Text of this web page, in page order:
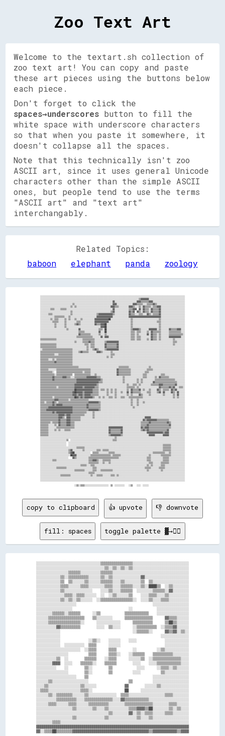
Zoo Text Art
Welcome to the textart.sh collection of
zoo text art! You can copy and paste
these art pieces using the buttons below
each piece.
Don't forget to click the
spaces→underscores button to fill the
white space with underscore characters
so that when you paste it somewhere, it
doesn't collapse all the spaces.
Note that this technically isn't zoo
ASCII art, since it uses general Unicode
characters other than the simple ASCII
ones, but people tend to use the terms
"ASCII art" and "text art"
interchangably.
Related Topics:
baboon
elephant panda zoology
copy to clipboard 👍 upvote 👎 downvote
fill: spaces toggle palette ▓→✊🏽
░░░░░░░░░░░░░░░░░░░░░░░░░░░░░░░░▒▒▒▒▒▒▒▒▒▒▒▒▒▒▒▒░░░░░░░░░░░░░░░░░░░░░░░░░░░░
░░░░░░░░░░░░░░░░░░░░░░░░░░░░░░░░░░▒▒░░▒▒░░▒▒░░▒▒░░░░░░░░░░░░░░░░░░░░░░░░░░░░
░░░░░░░░░░░░░░░░▒▒▒▒▒▒░░░░░░░░░░▒▒▒▒▒▒░░░░░░░░░░░░░░░░░░░░░░░░░░░░░░░░░░░░░░
░░░░░░░░░░░░▒▒░░▒▒▒▒▒▒▒▒▒▒░░░░░░▒▒░░▒▒░░░░░░░░░░░░░░▓▓░░░░░░░░░░░░░░░░░░░░░░
░░░░░░░░░░░░▒▒  ▒▒░░░░░░▒▒░░░░░░▒▒▒▒▒▒░░░░▒▒░░░░░░░░▒▒  ▒▒░░░░░░░░░░░░░░░░░░
░░░░░░░░░░░░▒▒▒▒░░░░░░▒▒▒▒░░░░░░░░▒▒▒▒░░░░▒▒▒▒▒▒░░░░▒▒░░████▒▒  ░░▒▒░░░░░░░░
░░░░░░░░░░░░▒▒░░░░░░░░░░░░░░    ░░░░▒▒░░░░▒▒▒▒▒▒  ░░░░░░░░▒▒▒▒▒▒░░▓▓░░░░░░░░
░░░░░░░░░░░░░░▒▒▒▒░░▒▒▒▒░░░░░░  ░░  ░░▒▒░░░░░░▒▒    ░░░░▒▒▒▒░░░░▒▒░░░░░░░░░░
░░░░░░░░░░░░▒▒░░▒▒░░▒▒░░░░░░  ░░▒▒▒▒▒▒▒▒▒▒▒▒▒▒▒▒░░  ░░░░▒▒░░░░▒▒▒▒░░░░░░░░░░
░░░░░░░░░░░░░░░░░░░░                                      ░░░░░░░░░░░░░░░░░░
░░░░░░░░░░░░░░░░░░                            ░░            ░░░░░░░░░░░░░░░░
░░░░░░░░▒▒▒▒▒▒░░▒▒▒▒▒▒      ░░▒▒            ▒▒▒▒▒▒▒▒▒▒▒▒    ░░░░░░░░░░░░░░░░
░░░░░░▒▒▒▒▒▒▒▒▒▒▒▒▒▒▒▒▒▒    ▒▒░░░░░░░░      ▒▒▒▒▒▒▒▒▒▒▒▒▒▒      ▓▓▒▒▒▒░░░░░░
░░░░░░▒▒▒▒▒▒▒▒▒▒▒▒▒▒▒▒░░      ░░░░░░░░░░░░      ▒▒▒▒▒▒▒▒▒▒      ▒▒██▒▒░░░░░░
░░░░░░░░░░▓▓▒▒▒▒▒▒▒▒▒▒        ░░░░  ▒▒░░░░      ░░▒▒▒▒▒▒▒▒▒▒  ░░▒▒▒▒▓▓░░░░░░
░░░░░░░░░░░░                                    ░░▒▒▒▒▒▒░░      ▓▓▒▒▓▓░░▒▒░░
░░░░░░░░░░░░                                                  ░░░░░░░░░░░░░░
░░░░░░░░░░░░              ░░▒▒░░    ░░░░░░    ░░░░              ░░░░░░░░░░░░
░░░░░░░░░░░░  ░░░░░░░░░░  ▒▒▒▒      ░░░░░░                      ░░░░░░░░░░░░
░░░░░░░░░░░░░░░░░░░░░░  ░░▒▒▒▒      ▒▒▒▒        ░░          ░░▒▒░░░░░░░░░░░░
░░░░░░░░░░░░░░░░          ▒▒▒▒      ▒▒▒▒░░    ░░▒▒▒▒▒▒    ▒▒▒▒▒▒▒▒▒▒░░░░░░░░
░░░░░░░░░░▒▒  ░░        ▒▒▒▒▒▒    ░░▒▒▒▒      ░░░░░░▒▒  ░░▒▒▒▒▒▒▒▒▒▒▒▒▒▒░░░░
░░░░░░░░▓▓▓▓  ░░░░    ▒▒▒▒▒▒░░    ▒▒▒▒▒▒        ░░░░    ░░░░▒▒▒▒▒▒▒▒▒▒▒▒░░░░
░░░░░░░░░░    ░░        ▒▒░░        ▒▒            ░░░░      ░░▒▒▒▒░░▒▒░░░░░░
░░░░░░░░░░░░░░░░        ▒▒░░        ▒▒          ░░░░          ▒▒░░░░░░░░░░░░
░░░░░░░░░░░░░░░░░░░░    ▒▒                                ░░░░░░░░░░░░░░░░░░
░░░░░░▒▒░░░░░░░░░░░░░░░░░░                    ▒▒          ░░░░░░░░░░░░░░░░░░
░░░░▒▒░░░░░░░░░░░░░░░░▒▒░░░░░░              ▓▓        ░░░░░░▒▒░░░░░░░░░░░░░░
░░▒▒▒▒░░░░░░░░░░░░░░░░▒▒▒▒░░                ██      ░░░░░░░░░░░░░░░░░░░░░░░░
░░░░░░▒▒░░▒▒▒▒▒▒▒▒░░░░░░▒▒░░░░░░░░░░░░░░  ▒▒▒▒░░░░░░░░░░░░░░░░░░▒▒▒▒░░░░░░░░
░░░░░░░░░░▒▒▒▒▒▒▒▒▒▒░░░░▒▒▒▒▒▒▒▒▒▒▒▒▒▒░░░░▓▓▒▒▒▒▒▒▒▒▒▒▒▒░░░░░░░░░░░░░░░░░░░░
░░░░░░▒▒▒▒░░░░░░▒▒▒▒░░░░░░▒▒▒▒▒▒▒▒▒▒░░░░░░░░▒▒▒▒▒▒▒▒▒▒▒▒▒▒░░░░░░░░▒▒▒▒░░░░░░
░░░░░░░░░░░░░░░░░░▒▒░░░░░░░░▒▒░░░░▒▒░░░░░░░░░░▒▒▒▒▓▓▓▓▒▒██░░░░░░░░▒▒░░▒▒░░░░
░░░░░░░░░░░░░░░░░░░░░░░░░░░░░░░░░░░░▒▒░░░░░░░░▓▓░░▒▒░░▒▒▒▒░░░░░░▒▒▒▒░░░░░░░░
░░░░░░░░░░░░░░░░░░▒▒░░░░░░░░░░░░░░▒▒░░░░░░░░░░░░░░▒▒░░░░▒▒░░░░░░░░░░░░░░░░░░
░░░░░░░░▒▒▒▒░░░░░░░░░░░░░░░░░░░░░░░░░░░░░░░░░░░░░░░░░░░░░░░░░░░░░░░░░░░░░░░░
▓▓▓▓▓▓▓▓▓▓▓▓▓▓▓▓▓▓▓▓▓▓▓▓▓▓▓▓▓▓▓▓▓▓▓▓▓▓▓▓▓▓▓▓▓▓▓▓▓▓▓▓▓▓▓▓▓▓▓▓▓▓▓▓▓▓▓▓▓▓▓▓▓▓▓▓